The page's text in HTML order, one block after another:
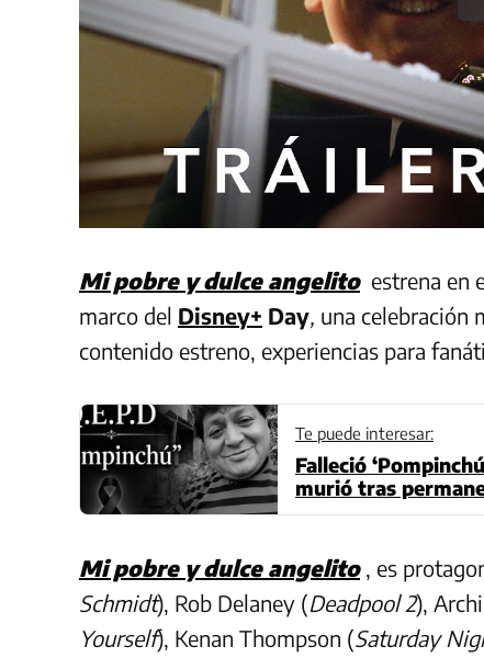
Mi pobre y dulce angelito estrena en
marco del Disney+ Day, una celebración
contenido estreno, experiencias para
Te puede interesar:
Falleció
murió tras
Mi pobre y dulce angelito , es
Schmidt), Rob Delaney (Deadpool 2),
Yourself), Kenan Thompson (Saturday